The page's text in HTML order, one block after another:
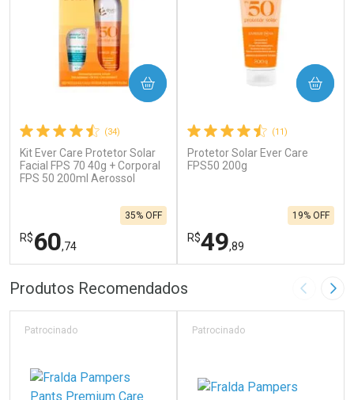
(34)
Kit Ever Care Protetor Solar
Facial FPS 70 40g + Corporal
FPS 50 200ml Aerossol
R$60,74
35% OFF
COMPRAR
FECHAR
Laboratório
FECHAR
Por Menos
(11)
Protetor Solar Ever Care
FPS50 200g
R$49,89
19% OFF
COMPRAR
Laboratório
Por Menos
Produtos Recomendados Imagem
Patrocinado Patrocinado